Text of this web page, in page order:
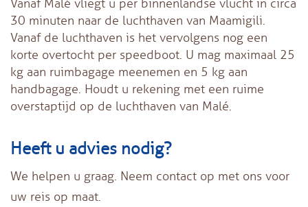
Vanaf Malé vliegt u per binnenlandse vlucht in circa
30 minuten naar de luchthaven van Maamigili.
Vanaf de luchthaven is het vervolgens nog een
korte overtocht per speedboot. U mag maximaal 25
kg aan ruimbagage meenemen en 5 kg aan
handbagage. Houdt u rekening met een ruime
overstaptijd op de luchthaven van Malé.
Heeft u advies nodig?
We helpen u graag. Neem contact op met ons voor
uw reis op maat.